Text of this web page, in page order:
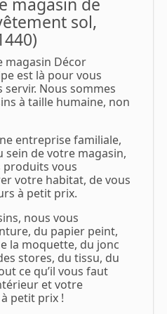
sol,
magasin Décor
est là pour vous
Nous sommes
à taille humaine, non
entreprise familiale,
sein de votre magasin,
produits vous
votre habitat, de vous
à petit prix.
nous vous
du papier peint,
la moquette, du jonc
stores, du tissu, du
ce qu’il vous faut
et votre
petit prix !